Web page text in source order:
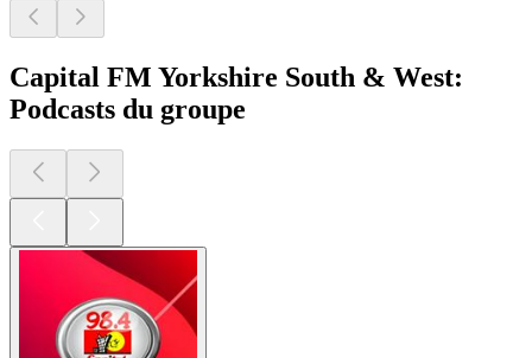
Capital FM Yorkshire South & West:
Podcasts du groupe